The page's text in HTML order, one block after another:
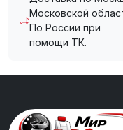
Московской
По России при
помощи ТК.